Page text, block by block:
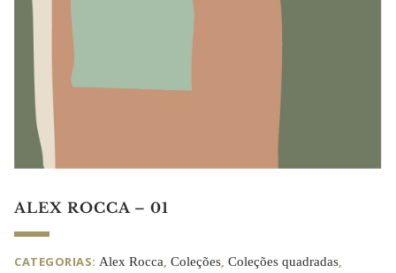
ALEX ROCCA – 01
CATEGORIAS: Alex Rocca Coleções Coleções quadradas